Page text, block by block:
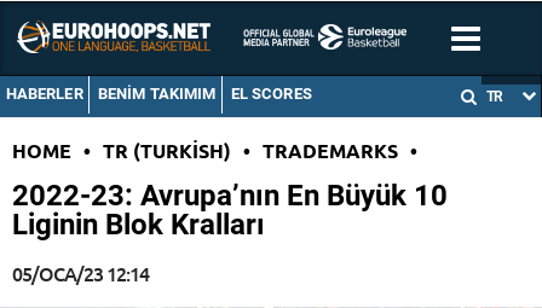
HABERLER BENIM TAKIMIM EL SCORES TR
HOME • TR (TURKISH) • TRADEMARKS •
2022-23: Avrupa’nın En Büyük 10
Liginin Blok Kralları
05/OCA/23 12:14